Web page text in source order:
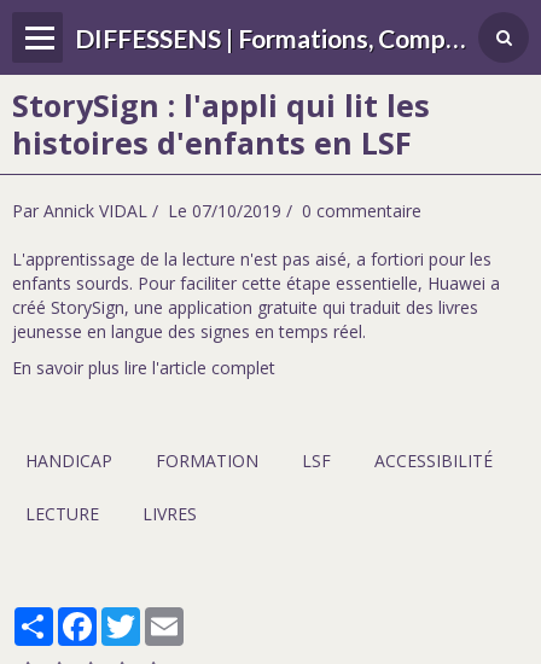
DIFFESSENS | Formations, Compétences, Différences, handicap, sensoriel
StorySign : l'appli qui lit les
histoires d'enfants en LSF
Par Annick VIDAL Le 07/10/2019 0 commentaire
L'apprentissage de la lecture n'est pas aisé, a fortiori pour les
enfants sourds. Pour faciliter cette étape essentielle, Huawei a
créé StorySign, une application gratuite qui traduit des livres
jeunesse en langue des signes en temps réel.
En savoir plus lire l'article complet
HANDICAP FORMATION LSF ACCESSIBILITÉ
LECTURE LIVRES
PartagerFacebook
Twitter